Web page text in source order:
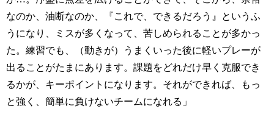
なのか、油断なのか、『これで、できるだろう』というふ
うになり、ミスが多くなって、苦しめられることが多かっ
た。練習でも、（動きが）うまくいった後に軽いプレーが
出ることがたまにあります。課題をどれだけ早く克服でき
るかが、キーポイントになります。それができれば、もっ
と強く、簡単に負けないチームになれる」